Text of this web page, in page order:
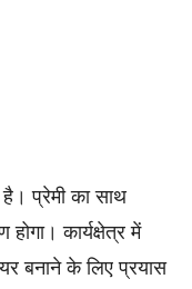
प्रेमी का साथ
कार्यक्षेत्र में
बनाने के लिए प्रयास